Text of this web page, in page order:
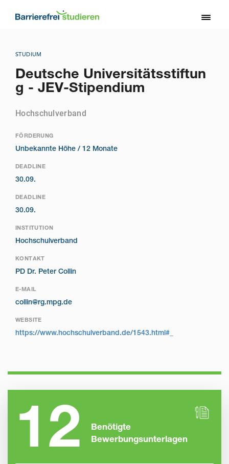
STUDIUM
Deutsche Universitätsstiftun
g - JEV-Stipendium
Hochschulverband
FÖRDERUNG
Unbekannte Höhe / 12 Monate
DEADLINE
30.09.
DEADLINE
30.09.
INSTITUTION
Hochschulverband
KONTAKT
PD Dr. Peter Collin
E-MAIL
collin@rg.mpg.de
WEBSITE
https://www.hochschulverband.de/1543.html#_
12
Benötigte
Bewerbungsunterlagen